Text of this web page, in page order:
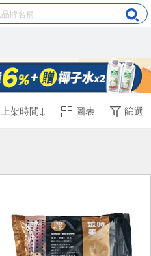
上架時間↓ 圖表 篩選